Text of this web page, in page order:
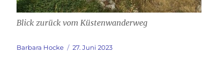
Blick zurück vom Küstenwanderweg
Autor
Barbara Hocke
Veröffentlicht
27. Juni 2023